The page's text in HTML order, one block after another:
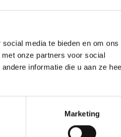
media te bieden en om ons
onze partners voor social
informatie die u aan ze
Marketing
je misschien ook
Borduurpakket Little
Hop - Mini
- Bobby -
Borduurpakket Little
Stitchers Hop - Mini